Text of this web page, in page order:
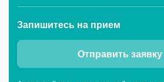
Запишитесь на прием
Отправить заявку